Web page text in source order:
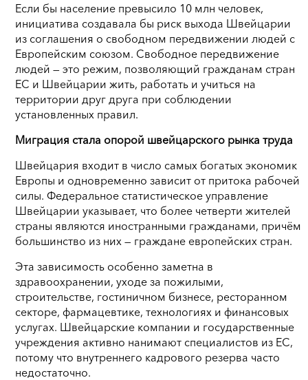
Если бы население превысило 10 млн человек,
инициатива создавала бы риск выхода Швейцарии
из соглашения о свободном передвижении людей с
Европейским союзом. Свободное передвижение
людей — это режим, позволяющий гражданам стран
ЕС и Швейцарии жить, работать и учиться на
территории друг друга при соблюдении
установленных правил.
Миграция стала опорой швейцарского рынка труда
Швейцария входит в число самых богатых экономик
Европы и одновременно зависит от притока рабочей
силы. Федеральное статистическое управление
Швейцарии указывает, что более четверти жителей
страны являются иностранными гражданами, причём
большинство из них — граждане европейских стран.
Эта зависимость особенно заметна в
здравоохранении, уходе за пожилыми,
строительстве, гостиничном бизнесе, ресторанном
секторе, фармацевтике, технологиях и финансовых
услугах. Швейцарские компании и государственные
учреждения активно нанимают специалистов из ЕС,
потому что внутреннего кадрового резерва часто
недостаточно.